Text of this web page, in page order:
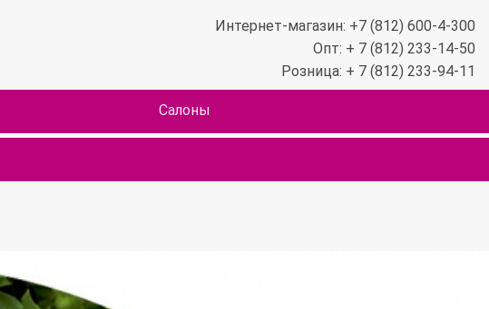
Интернет-магазин: +7 (812) 600-4-300
Опт: + 7 (812) 233-14-50
Розница: + 7 (812) 233-94-11
Салоны